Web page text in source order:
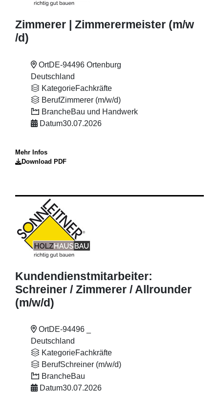
Zimmerer | Zimmerermeister (m/w
/d)
OrtDE-94496 Ortenburg
Deutschland
KategorieFachkräfte
BerufZimmerer (m/w/d)
BrancheBau und Handwerk
Datum30.07.2026
Mehr Infos
Download PDF
Kundendienstmitarbeiter:
Schreiner/ Zimmerer/ Allrounder
(m/w/d)
OrtDE-94496 _
Deutschland
KategorieFachkräfte
BerufSchreiner (m/w/d)
BrancheBau
Datum30.07.2026